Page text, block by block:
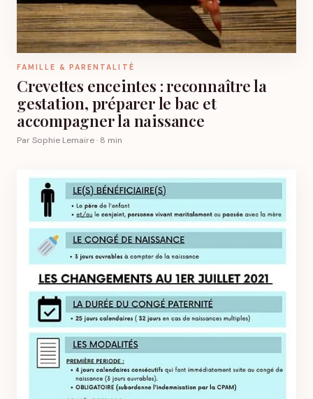
FAMILLE & PARENTALITÉ
Crevettes enceintes : reconnaître la
gestation, préparer le bac et
accompagner la naissance
Par Sophie Lemaire · 8 min